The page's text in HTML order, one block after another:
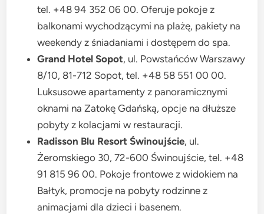
tel. +48 94 352 06 00. Oferuje pokoje z
balkonami wychodzącymi na plażę, pakiety na
weekendy z śniadaniami i dostępem do spa.
Grand Hotel Sopot, ul. Powstańców Warszawy
8/10, 81-712 Sopot, tel. +48 58 551 00 00.
Luksusowe apartamenty z panoramicznymi
oknami na Zatokę Gdańską, opcje na dłuższe
pobyty z kolacjami w restauracji.
Radisson Blu Resort Świnoujście, ul.
Żeromskiego 30, 72-600 Świnoujście, tel. +48
91 815 96 00. Pokoje frontowe z widokiem na
Bałtyk, promocje na pobyty rodzinne z
animacjami dla dzieci i basenem.